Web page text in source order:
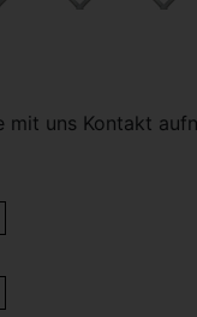
mit uns Kontakt